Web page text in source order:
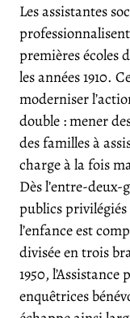
Les assistantes
professionnalisent
premières écoles
les années 1910.
moderniser
double : mener
des familles à
charge à la fois
Dès l’entre-deux-
publics privilégiés
l’enfance est
divisée en trois
1950,
enquêtrices